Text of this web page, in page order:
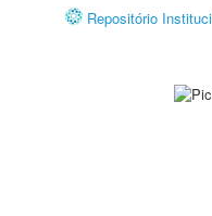
Repositório